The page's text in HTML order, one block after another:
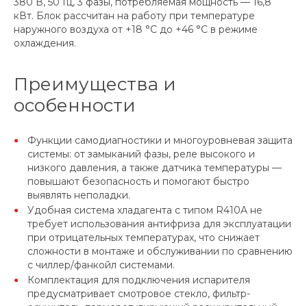
кВт. Блок рассчитан на работу при температуре
наружного воздуха от +18 °C до +46 °C в режиме
охлаждения.
Преимущества и
особенности
Функции самодиагностики и многоуровневая защита
системы: от замыканий фазы, реле высокого и
низкого давления, а также датчика температуры —
повышают безопасность и помогают быстро
выявлять неполадки.
Удобная система хладагента с типом R410A не
требует использования антифриза для эксплуатации
при отрицательных температурах, что снижает
сложности в монтаже и обслуживании по сравнению
с чиллер/фанкойл системами.
Комплектация для подключения испарителя
предусматривает смотровое стекло, фильтр-